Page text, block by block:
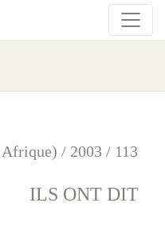
/ 2003 / 113
ILS ONT DIT